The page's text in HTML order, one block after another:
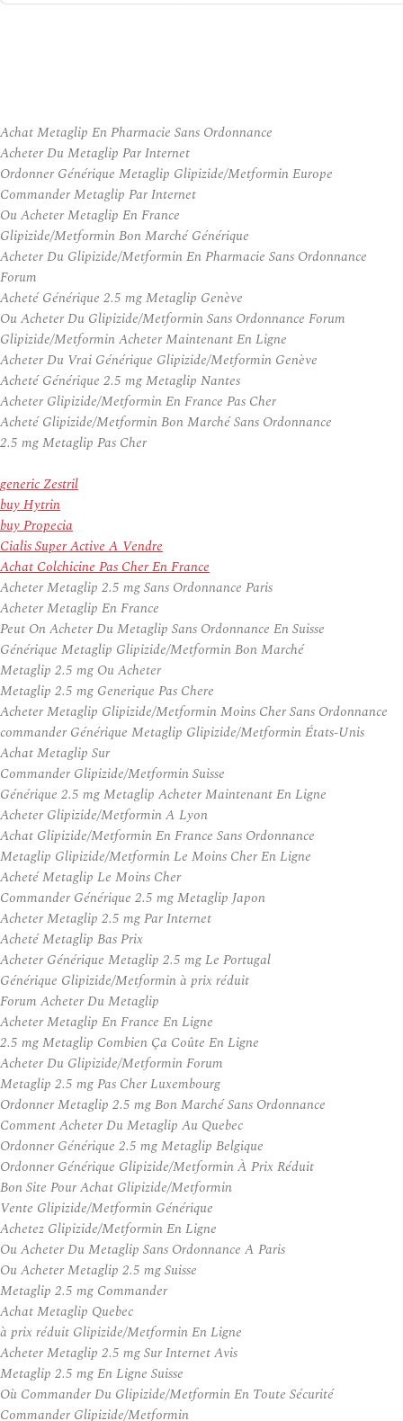
Achat Metaglip En Pharmacie Sans Ordonnance
Acheter Du Metaglip Par Internet
Ordonner Générique Metaglip Glipizide/Metformin Europe
Commander Metaglip Par Internet
Ou Acheter Metaglip En France
Glipizide/Metformin Bon Marché Générique
Acheter Du Glipizide/Metformin En Pharmacie Sans Ordonnance
Forum
Acheté Générique 2.5 mg Metaglip Genève
Ou Acheter Du Glipizide/Metformin Sans Ordonnance Forum
Glipizide/Metformin Acheter Maintenant En Ligne
Acheter Du Vrai Générique Glipizide/Metformin Genève
Acheté Générique 2.5 mg Metaglip Nantes
Acheter Glipizide/Metformin En France Pas Cher
Acheté Glipizide/Metformin Bon Marché Sans Ordonnance
2.5 mg Metaglip Pas Cher
generic Zestril
buy Hytrin
buy Propecia
Cialis Super Active A Vendre
Achat Colchicine Pas Cher En France
Acheter Metaglip 2.5 mg Sans Ordonnance Paris
Acheter Metaglip En France
Peut On Acheter Du Metaglip Sans Ordonnance En Suisse
Générique Metaglip Glipizide/Metformin Bon Marché
Metaglip 2.5 mg Ou Acheter
Metaglip 2.5 mg Generique Pas Chere
Acheter Metaglip Glipizide/Metformin Moins Cher Sans Ordonnance
commander Générique Metaglip Glipizide/Metformin États-Unis
Achat Metaglip Sur
Commander Glipizide/Metformin Suisse
Générique 2.5 mg Metaglip Acheter Maintenant En Ligne
Acheter Glipizide/Metformin A Lyon
Achat Glipizide/Metformin En France Sans Ordonnance
Metaglip Glipizide/Metformin Le Moins Cher En Ligne
Acheté Metaglip Le Moins Cher
Commander Générique 2.5 mg Metaglip Japon
Acheter Metaglip 2.5 mg Par Internet
Acheté Metaglip Bas Prix
Acheter Générique Metaglip 2.5 mg Le Portugal
Générique Glipizide/Metformin à prix réduit
Forum Acheter Du Metaglip
Acheter Metaglip En France En Ligne
2.5 mg Metaglip Combien Ça Coûte En Ligne
Acheter Du Glipizide/Metformin Forum
Metaglip 2.5 mg Pas Cher Luxembourg
Ordonner Metaglip 2.5 mg Bon Marché Sans Ordonnance
Comment Acheter Du Metaglip Au Quebec
Ordonner Générique 2.5 mg Metaglip Belgique
Ordonner Générique Glipizide/Metformin À Prix Réduit
Bon Site Pour Achat Glipizide/Metformin
Vente Glipizide/Metformin Générique
Achetez Glipizide/Metformin En Ligne
Ou Acheter Du Metaglip Sans Ordonnance A Paris
Ou Acheter Metaglip 2.5 mg Suisse
Metaglip 2.5 mg Commander
Achat Metaglip Quebec
à prix réduit Glipizide/Metformin En Ligne
Acheter Metaglip 2.5 mg Sur Internet Avis
Metaglip 2.5 mg En Ligne Suisse
Où Commander Du Glipizide/Metformin En Toute Sécurité
Commander Glipizide/Metformin